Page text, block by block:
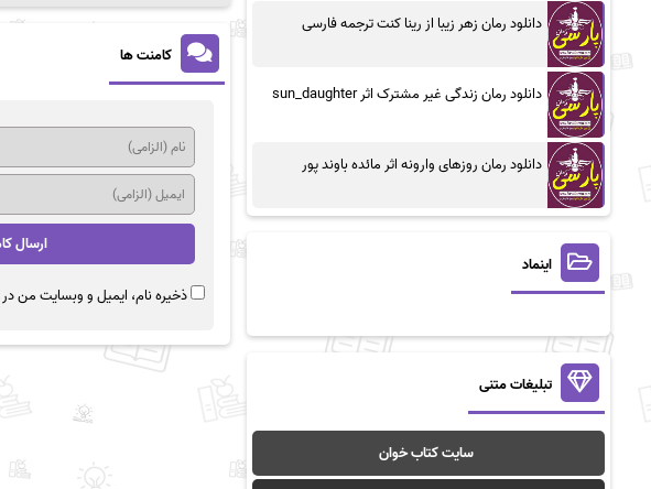
کامنت ها
ذخیره نام، ایمیل و وبسایت من
دانلود رمان زهر زیبا از رینا کنت ترجمه فارسی
دانلود رمان زندگی غیر مشترک اثر sun_daughter
دانلود رمان روزهای وارونه اثر مائده باوند پور
اینماد
تبلیغات متنی
سایت کتاب خوان